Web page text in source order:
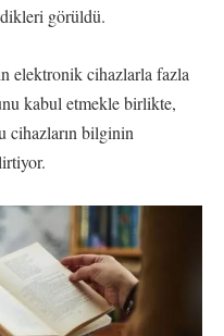
görüldü.
elektronik cihazlarla fazla
kabul etmekle birlikte,
cihazların bilginin